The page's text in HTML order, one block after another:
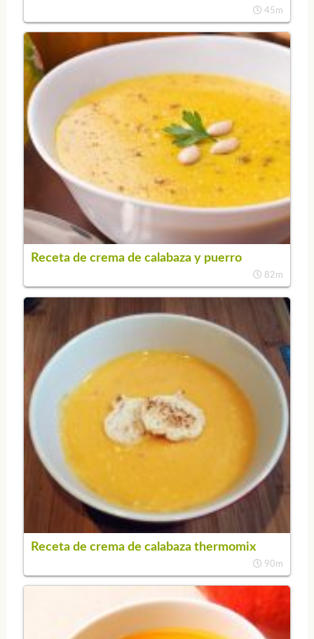
45m
Receta de crema de calabaza y puerro
82m
Receta de crema de calabaza thermomix
90m